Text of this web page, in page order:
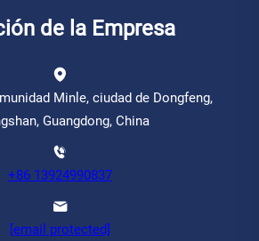
de la Empresa
Minle, ciudad de Dongfeng,
Guangdong, China
+86 13924990837
[email protected]